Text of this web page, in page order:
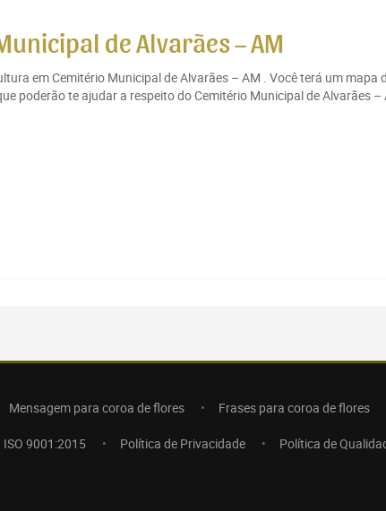
de Alvarães – AM
em Cemitério Municipal de Alvarães – AM . Você terá um mapa
poderão te ajudar a respeito do Cemitério Municipal de Alvarães –
Mensagem para coroa de flores Frases para coroa de flores
ISO 9001:2015 Política de Privacidade Política de